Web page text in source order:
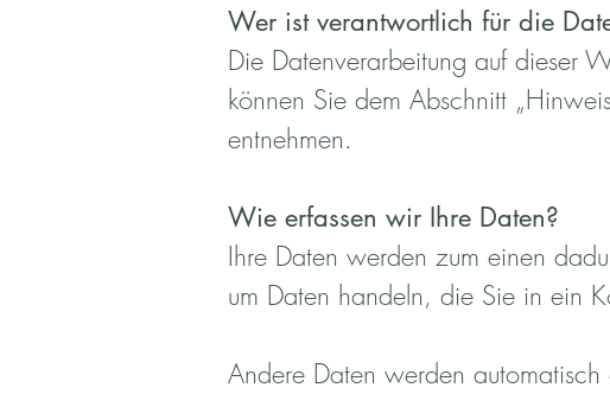
Wer ist verantwortlich für die
Die Datenverarbeitung auf dieser
können Sie dem Abschnitt
entnehmen.
Wie erfassen wir Ihre Daten?
Ihre Daten werden zum einen
um Daten handeln, die Sie in ein
Andere Daten werden